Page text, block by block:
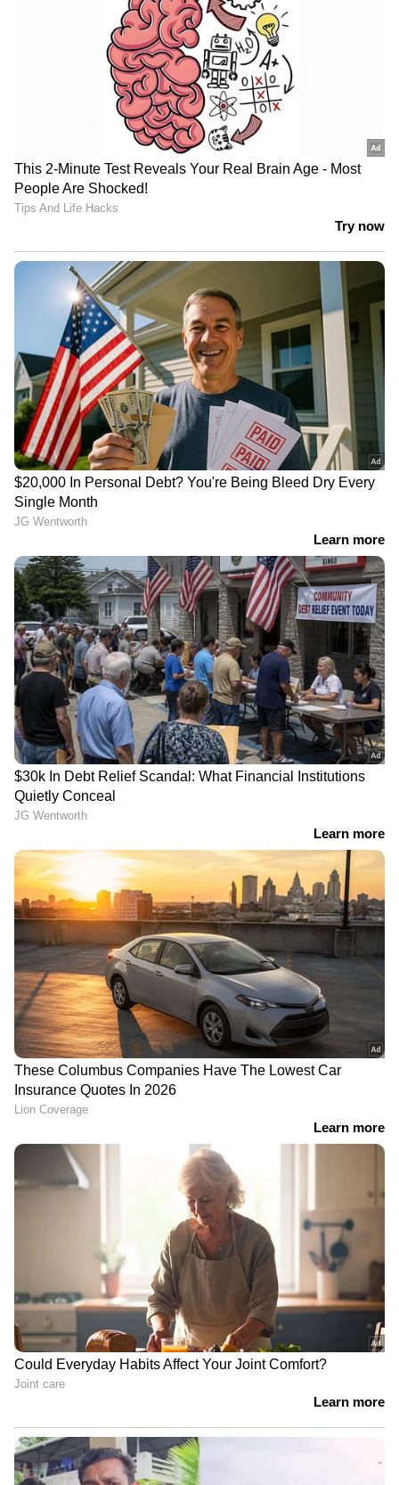
വ്യവസായ പ്രമുഖർ തുടങ്ങിയവരും വിവിധ
ജനപ്രതിനിധികളും സർക്കാർ ഉദ്യോഗസ്ഥരും
പങ്കെടുത്തു. സ്റ്റാർട്ടപ്പ് രംഗത്ത് മികവു
തെളിയിച്ച കമ്പനികളുടെ ഉത്പന്നങ്ങൾ
കോൺക്ലേവിൽ പ്രദർശിപ്പിച്ചു. മികച്ച
സ്റ്റാർട്ടപ്പുകൾക്കുള്ള പുരസ്‌കാരദാനവും ഈ
ധനകാര്യവർഷത്തെ കെ.എഫ്.സി.യുടെ
വാർഷിക റിപ്പോർട്ടിന്റെ പ്രകാശനവും ചടങ്ങിൽ
മന്ത്രി നിർവഹിച്ചു.
ഗ്രീൻ എനർജി സ്റ്റാർട്ടപ്പ് ഓഫ് ദ ഇയർ
വിഭാഗത്തിൽ എറണാകുളത്തെ നവാൾട്ട്
സോളാർ ആൻഡ് ഇലക്ട്രിക് ബോട്ട്സ് പ്രൈവറ്റ്
ലിമിറ്റഡും സോഷ്യൽ ഇംപാക്ടർ വിഭാഗത്തിൽ
ജെൻ റോബോട്ടിക് ഇന്നൊവേഷൻസ് പ്രൈവറ്റ്
ലിമിറ്റഡും എഡ്യുടെക് സ്റ്റാർട്ടപ് വിഭാഗത്തിൽ
വിസികോം നർച്ചർ പ്രൈവറ്റ് ലിമിറ്റഡും
എമർജിങ് സ്റ്റാർട്ടപ്പ് വിഭാഗത്തിൽ
എറണാകുളത്തെ കഥ ഇൻഫോംകോം പ്രൈവറ്റ്
ലിമിറ്റഡ്, പയോനൊമെഡ് ബിയോജെനിക്സ്
തിരുവനന്തപുരം, ഫാബസ് ഫ്രെയിംസ്
എറണാകുളം എന്നിവയും പുരസ്‌കാരം
നേടി. സർക്കാരിനുള്ള ഈ വർഷത്തെ
കെഎഫ്സിയുടെ ലാഭവിഹിതമായ 35.83 കോടി
രൂപയുടെ ചെക്ക് ചടങ്ങിൽ വെച്ച് കെ.എഫ്.സി.
ചെയർമാൻ സഞ്ജയ് കൗൾ മന്ത്രിക്ക് കൈമാറി.
കെ.എഫ്.സി. സ്റ്റാർട്ടപ്പ് കേരള പദ്ധതി വഴി
ഇതുവരെ 61 കമ്പനികൾക്കായി 78.52 കോടി
രൂപയാണ് വായ്പയായി നൽകിയിട്ടുള്ളത്. ഈ
വർഷം പുതിയതായി 100 സ്റ്റാർട്ടപ്പുകൾക്ക്
വായ്പ ലഭ്യമാക്കുന്നതിനും കേരള ഫിനാൻഷ്യൽ
കോർപ്പറേഷന് പദ്ധതിയുണ്ട്. കേരള സ്റ്റാർട്ടപ്പ്
മിഷൻ സിഇഒ അനുപ് അംബിക, എസ്ബിഐ
സിജിഎം എ ഭുവനേശ്വരി, ടിസിസിഐ
പ്രസിഡന്റ് എസ് എൻ രഘുചന്ദ്രൻ നായർ,
ടിഐഇ കേരള എക്സി. ഡയറക്ടർ അരുൺ
നായർ, സിഐഐ മുൻ ചെയർമാൻ എംആർ
നാരായണൻ, കെഎസ്എസ്ഐഎ
സംസ്ഥാനപ്രസിഡന്റ് എ നിസാറുദ്ധീൻ എന്നിവർ
ആശംസകൾ അർപ്പിച്ചു. കെ.എഫ്.സി.
ചെയർമാൻ സഞ്ജയ് കൗൾ സ്വാഗതവും
നന്ദിയും പറഞ്ഞു. ഉദ്ഘാടനച്ചടങ്ങിന് ശേഷം
നടന്ന ചർച്ചയിൽ വിവിധ സംരംഭകർ തങ്ങളുടെ